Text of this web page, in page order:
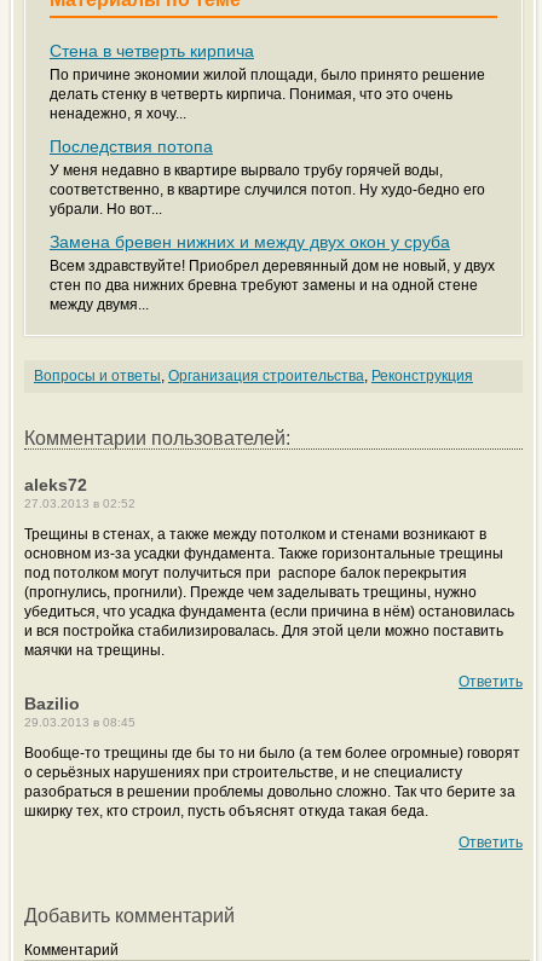
Стена в четверть кирпича
По причине экономии жилой площади, было принято решение
делать стенку в четверть кирпича. Понимая, что это очень
ненадежно, я хочу...
Последствия потопа
У меня недавно в квартире вырвало трубу горячей воды,
соответственно, в квартире случился потоп. Ну худо-бедно его
убрали. Но вот...
Замена бревен нижних и между двух окон у сруба
Всем здравствуйте! Приобрел деревянный дом не новый, у двух
стен по два нижних бревна требуют замены и на одной стене
между двумя...
Вопросы и ответы, Организация строительства, Реконструкция
Комментарии пользователей:
aleks72
27.03.2013 в 02:52
Трещины в стенах, а также между потолком и стенами возникают в
основном из-за усадки фундамента. Также горизонтальные трещины
под потолком могут получиться при распоре балок перекрытия
(прогнулись, прогнили). Прежде чем заделывать трещины, нужно
убедиться, что усадка фундамента (если причина в нём) остановилась
и вся постройка стабилизировалась. Для этой цели можно поставить
маячки на трещины.
Ответить
Bazilio
29.03.2013 в 08:45
Вообще-то трещины где бы то ни было (а тем более огромные) говорят
о серьёзных нарушениях при строительстве, и не специалисту
разобраться в решении проблемы довольно сложно. Так что берите за
шкирку тех, кто строил, пусть объяснят откуда такая беда.
Ответить
Добавить комментарий
Комментарий